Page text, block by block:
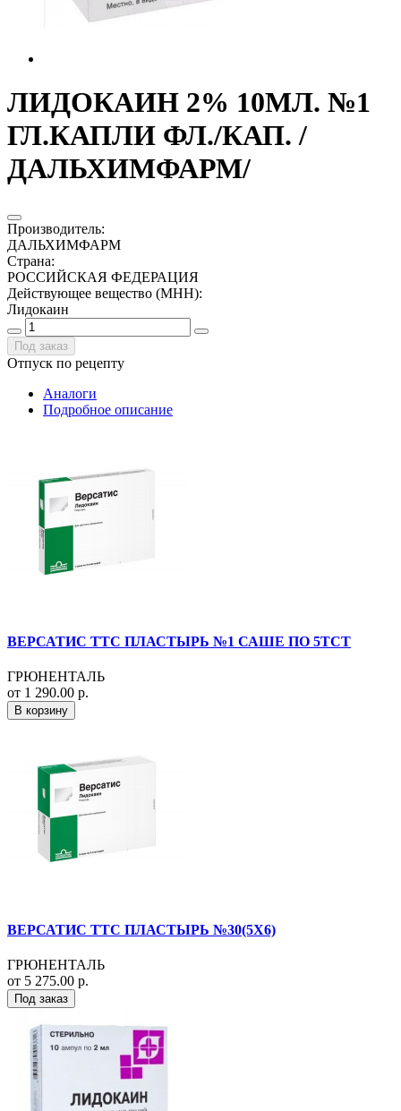
ЛИДОКАИН 2% 10МЛ. №1
ГЛ.КАПЛИ ФЛ./КАП. /
ДАЛЬХИМФАРМ/
Производитель:
ДАЛЬХИМФАРМ
Страна:
РОССИЙСКАЯ ФЕДЕРАЦИЯ
Действующее вещество (МНН):
Лидокаин
Под заказ
Отпуск по рецепту
Аналоги
Подробное описание
ВЕРСАТИС ТТС ПЛАСТЫРЬ №1 САШЕ ПО 5ТСТ
ГРЮНЕНТАЛЬ
от 1 290.00 р.
В корзину
ВЕРСАТИС ТТС ПЛАСТЫРЬ №30(5Х6)
ГРЮНЕНТАЛЬ
от 5 275.00 р.
Под заказ